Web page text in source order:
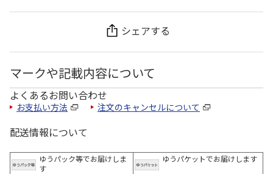
シェアする
マークや記載内容について
よくあるお問い合わせ
お支払い方法 注文のキャンセルについて
配送情報について
ゆうパック等でお届けしま
す
ゆうパケットでお届けします